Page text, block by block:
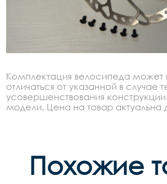
Комплектация велосипеда может
отличаться от указанной в случае
усовершенствования
модели. Цена на товар актуальна
Похожие